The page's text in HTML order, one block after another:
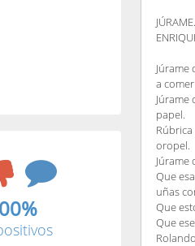
a
Júrame
papel.
oropel.
Júrame
Que
uñas
Que
Que